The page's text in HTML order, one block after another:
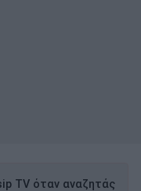
TV όταν αναζητάς